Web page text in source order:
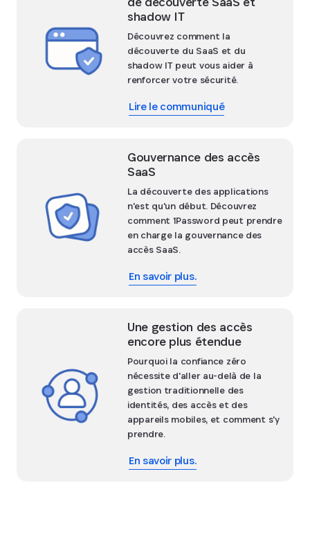
shadow IT
Découvrez comment la
découverte du SaaS et du
shadow IT peut vous aider à
renforcer votre sécurité.
Lire le communiqué
Gouvernance des accès
SaaS
La découverte des applications
n'est qu'un début. Découvrez
comment 1Password peut prendre
en charge la gouvernance des
accès SaaS.
En savoir plus.
Une gestion des accès
encore plus étendue
Pourquoi la confiance zéro
nécessite d'aller au-delà de la
gestion traditionnelle des
identités, des accès et des
appareils mobiles, et comment s'y
prendre.
En savoir plus.